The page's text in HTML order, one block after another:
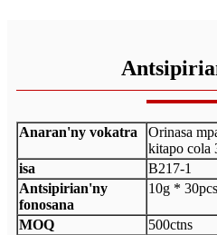
Anaran'ny vokatra
Orinasa
kitapo cola
isa
B217-1
Antsipirian'ny
fonosana
10g *
MOQ
500ctns